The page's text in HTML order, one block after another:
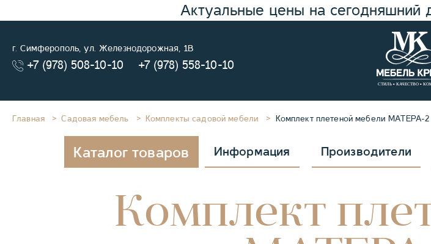
Актуальные цены на сегодняшний
г. Симферополь, ул. Железнодорожная, 1В
+7 (978) 508-10-10 +7 (978) 558-10-10
Главная Садовая мебель Комплекты садовой мебели Комплект плетеной мебели МАТЕРА-2
Каталог товаров Информация Производители
Комплект